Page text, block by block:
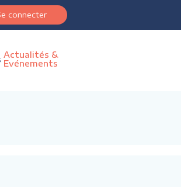
connecter
Actualités &
Evénements